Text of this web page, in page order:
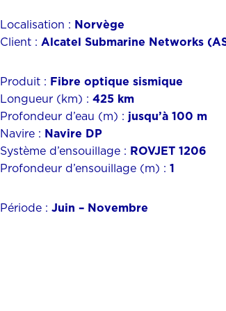
Localisation : Norvège
Client : Alcatel Submarine Networks
Produit : Fibre optique sismique
Longueur (km) : 425 km
Profondeur d’eau (m) : jusqu’à 100 m
Navire : Navire DP
Système d’ensouillage : ROVJET 1206
Profondeur d’ensouillage (m) : 1
Période : Juin – Novembre